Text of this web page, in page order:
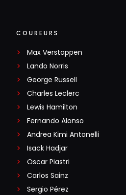
COUREURS
Max Verstappen
Lando Norris
George Russell
Charles Leclerc
Lewis Hamilton
Fernando Alonso
Andrea Kimi Antonelli
Isack Hadjar
Oscar Piastri
Carlos Sainz
Sergio Pérez